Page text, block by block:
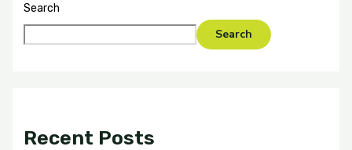
Search
Search
Recent Posts